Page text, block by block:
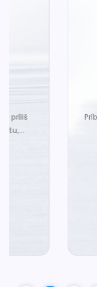
Príbeh bez
typický